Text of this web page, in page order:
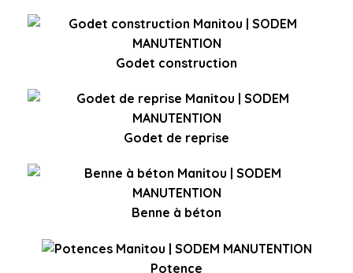
Godet construction
Godet de reprise
Benne à béton
Potence